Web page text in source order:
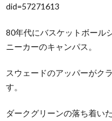
did=57271613
80年代にバスケットボール
ニーカーのキャンパス。
スウェードのアッパーがク
す。
ダークグリーンの落ち着い